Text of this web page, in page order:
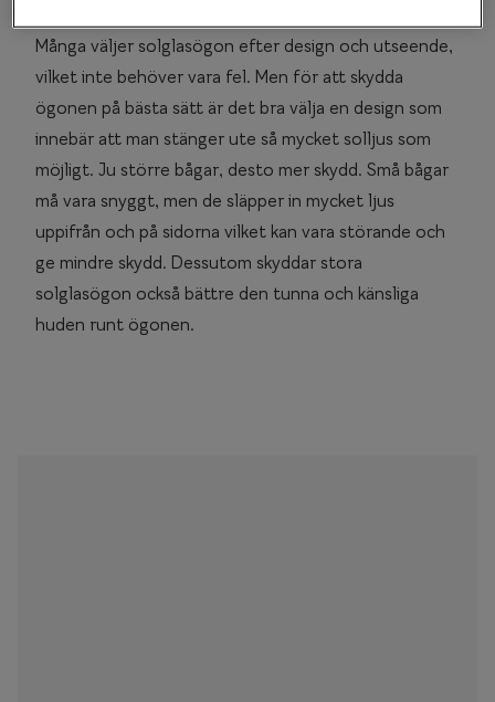
Många väljer solglasögon efter design och utseende,
vilket inte behöver vara fel. Men för att skydda
ögonen på bästa sätt är det bra välja en design som
innebär att man stänger ute så mycket solljus som
möjligt. Ju större bågar, desto mer skydd. Små bågar
må vara snyggt, men de släpper in mycket ljus
uppifrån och på sidorna vilket kan vara störande och
ge mindre skydd. Dessutom skyddar stora
solglasögon också bättre den tunna och känsliga
huden runt ögonen.